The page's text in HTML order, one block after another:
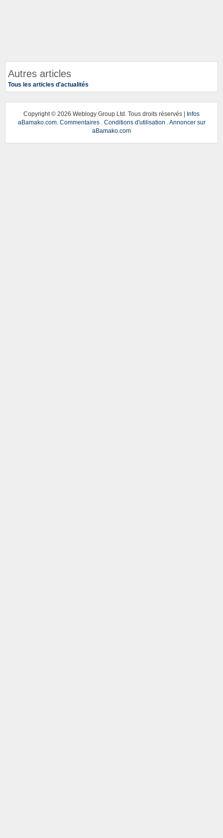
Autres articles
Tous les articles d'actualités
Copyright © 2026 Weblogy Group Ltd. Tous droits réservés |
Infos
aBamako.com. Commentaires. Conditions d'utilisation .Annoncer sur
aBamako.com